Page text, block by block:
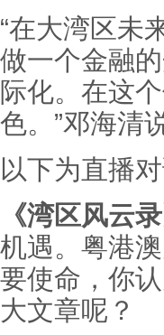
“在大湾区未
做一个金融
际化。在这
色。”邓海清
以下为直播
《湾区风云
机遇。粤港
要使命，你
大文章呢？